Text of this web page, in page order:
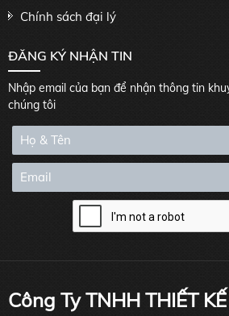
Chính sách đại lý
ĐĂNG KÝ NHẬN TIN
Nhập email của bạn để nhận thông tin
chúng tôi
Công Ty TNHH THIẾT